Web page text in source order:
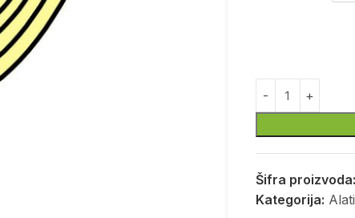
Šifra proizvoda:
Kategorija: Alati